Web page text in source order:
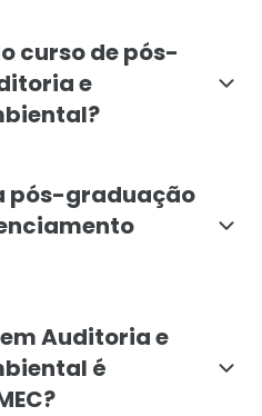
curso de pós-
e
pós-graduação
Auditoria e
é